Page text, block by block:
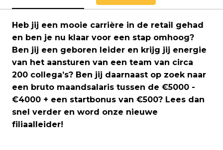
Heb jij een mooie carrière in de retail gehad
en ben je nu klaar voor een stap omhoog?
Ben jij een geboren leider en krijg jij energie
van het aansturen van een team van circa
200 collega’s? Ben jij daarnaast op zoek naar
een bruto maandsalaris tussen de €5000 -
€4000 + een startbonus van €500? Lees dan
snel verder en word onze nieuwe
filiaalleider!